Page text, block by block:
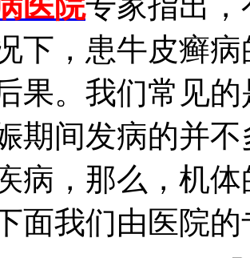
下，患牛皮癣
果。我们常见
期间发病的并
病，那么，机
面我们由医院